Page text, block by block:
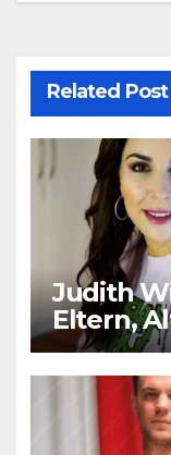
Related Post
Judith
Eltern,
Kinder